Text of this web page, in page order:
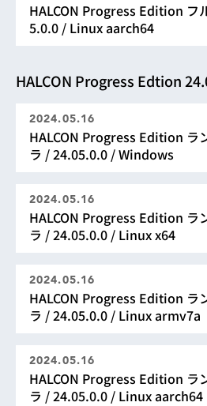
HALCON Progress Edition フ
5.0.0 / Linux aarch64
HALCON Progress Edtion
2024.05.16
HALCON Progress Edition ラ
ラ / 24.05.0.0 / Windows
2024.05.16
HALCON Progress Edition ラ
ラ / 24.05.0.0 / Linux x64
2024.05.16
HALCON Progress Edition ラ
ラ / 24.05.0.0 / Linux armv7a
2024.05.16
HALCON Progress Edition ラ
ラ / 24.05.0.0 / Linux aarch64